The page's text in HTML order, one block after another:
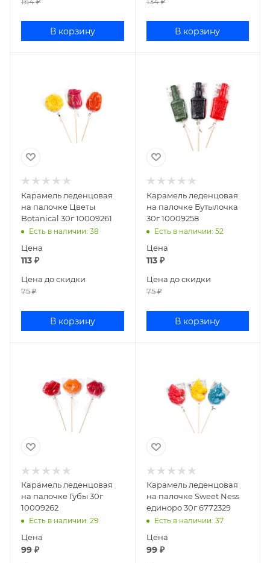
В корзину В корзину
Карамель леденцовая
на палочке Цветы
Botanical 30г 10009261
Есть в наличии: 38
Цена
113 ₽
Цена до скидки
75₽
В корзину
Карамель леденцовая
на палочке Бутылочка
30г 10009258
Есть в наличии: 52
Цена
113₽
Цена до скидки
75₽
В корзину
Карамель леденцовая
на палочке Губы 30г
10009262
Есть в наличии: 29
Цена
99 ₽
Карамель леденцовая
на палочке Sweet Ness
единоро 30г 6772329
Есть в наличии: 37
Цена
99₽